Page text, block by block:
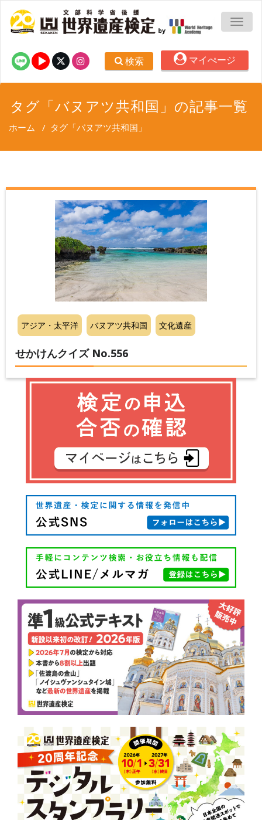
検索 マイぺージ
タグ「バヌアツ共和国」の記事一覧
ホーム / タグ「バヌアツ共和国」
アジア・太平洋 バヌアツ共和国 文化遺産
せかけんクイズ No.556